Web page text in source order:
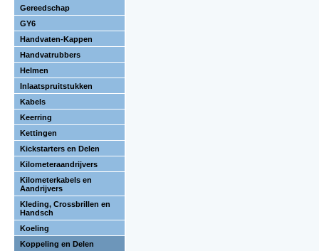
Gereedschap
GY6
Handvaten-Kappen
Handvatrubbers
Helmen
Inlaatspruitstukken
Kabels
Keerring
Kettingen
Kickstarters en Delen
Kilometeraandrijvers
Kilometerkabels en
Aandrijvers
Kleding, Crossbrillen en
Handsch
Koeling
Koppeling en Delen